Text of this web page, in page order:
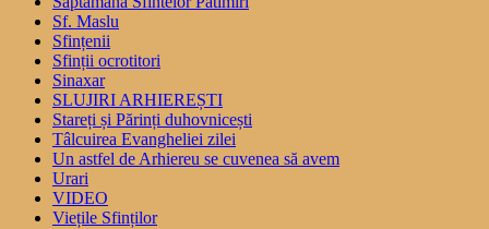
Sf. Maslu
Sfințenii
Sfinții ocrotitori
Sinaxar
SLUJIRI ARHIEREȘTI
Stareți și Părinți duhovnicești
Tâlcuirea Evangheliei zilei
Un astfel de Arhiereu se cuvenea să avem
Urari
VIDEO
Viețile Sfinților